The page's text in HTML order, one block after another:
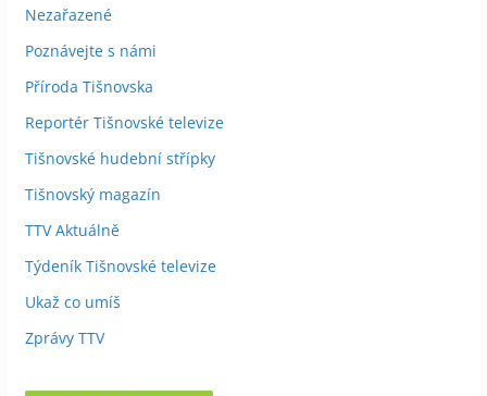
Nezařazené
Poznávejte s námi
Příroda Tišnovska
Reportér Tišnovské televize
Tišnovské hudební střípky
Tišnovský magazín
TTV Aktuálně
Týdeník Tišnovské televize
Ukaž co umíš
Zprávy TTV